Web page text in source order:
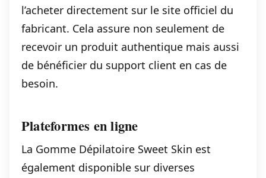
l’acheter directement sur le site officiel du
fabricant. Cela assure non seulement de
recevoir un produit authentique mais aussi
de bénéficier du support client en cas de
besoin.
Plateformes en ligne
La Gomme Dépilatoire Sweet Skin est
également disponible sur diverses